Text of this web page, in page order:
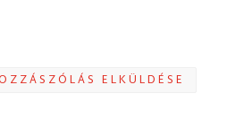
ELKÜLDÉSE